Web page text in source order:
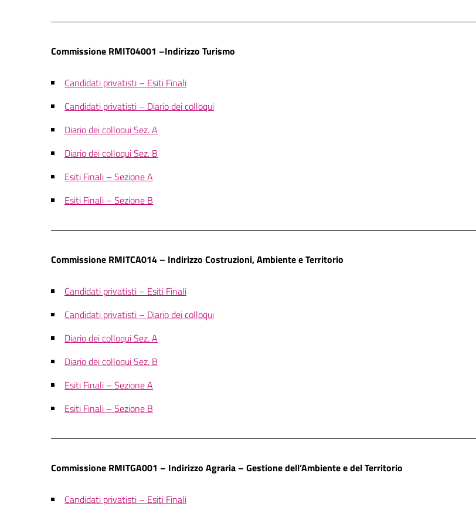
Commissione RMIT04001 –Indirizzo Turismo
Candidati privatisti – Esiti Finali
Candidati privatisti – Diario dei colloqui
Diario dei colloqui Sez. A
Diario dei colloqui Sez. B
Esiti Finali – Sezione A
Esiti Finali – Sezione B
Commissione RMITCA014 – Indirizzo Costruzioni, Ambiente e Territorio
Candidati privatisti – Esiti Finali
Candidati privatisti – Diario dei colloqui
Diario dei colloqui Sez. A
Diario dei colloqui Sez. B
Esiti Finali – Sezione A
Esiti Finali – Sezione B
Commissione RMITGA001 – Indirizzo Agraria – Gestione dell’Ambiente e del Territorio
Candidati privatisti – Esiti Finali